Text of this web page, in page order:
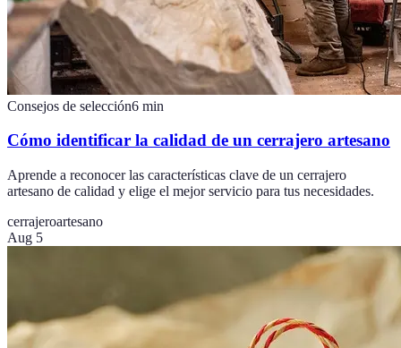
Consejos de selección6 min
Cómo identificar la calidad de un cerrajero artesano
Aprende a reconocer las características clave de un cerrajero
artesano de calidad y elige el mejor servicio para tus necesidades.
cerrajeroartesano
Aug 5